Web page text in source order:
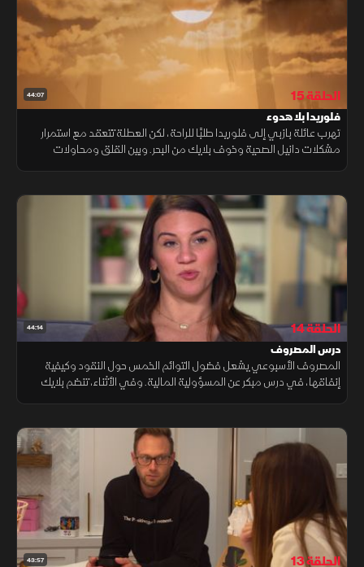
44:07 الحلقة 15
فلوريدا بلا هدوء
تهرب عائلة بازبي إلى فلوريدا طلبًا للراحة، لكن العطلة تتعقد مع استمرار
مشكلات دانيل الصحية وخوف بلايك من البحر. وبين القلق ومحاولات
44:14 الحلقة 14
درس المصروف
المصروف الأسبوعي يشعل فضول التوائم الخمس حول النقود وكيفية
إنفاقها، في درس مبكر عن المسؤولية المالية. وفي الأثناء، تنضم بلايك
43:57 الحلقة 13